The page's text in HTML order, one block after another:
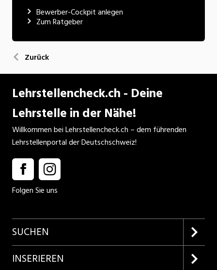
Bewerber-Cockpit anlegen
Zum Ratgeber
Zurück
Lehrstellencheck.ch - Deine
Lehrstelle in der Nähe!
Willkommen bei Lehrstellencheck.ch – dem führenden
Lehrstellenportal der Deutschschweiz!
Folgen Sie uns
SUCHEN
Firmenprofile entdecken
INSERIEREN